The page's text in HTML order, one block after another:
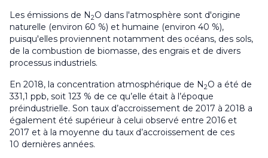
Les émissions de N 2O dans l'atmosphère sont d'origine
naturelle (environ 60 %) et humaine (environ 40 %),
puisqu'elles proviennent notamment des océans, des sols,
de la combustion de biomasse, des engrais et de divers
processus industriels.
En 2018, la concentration atmosphérique de N 2O a été de
331,1 ppb, soit 123 % de ce qu’elle était à l’époque
préindustrielle. Son taux d’accroissement de 2017 à 2018 a
également été supérieur à celui observé entre 2016 et
2017 et à la moyenne du taux d’accroissement de ces
10 dernières années.